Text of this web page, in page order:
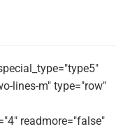
lines-m" type="row"
readmore="false"